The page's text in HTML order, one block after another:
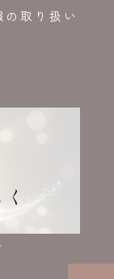
の取り扱い